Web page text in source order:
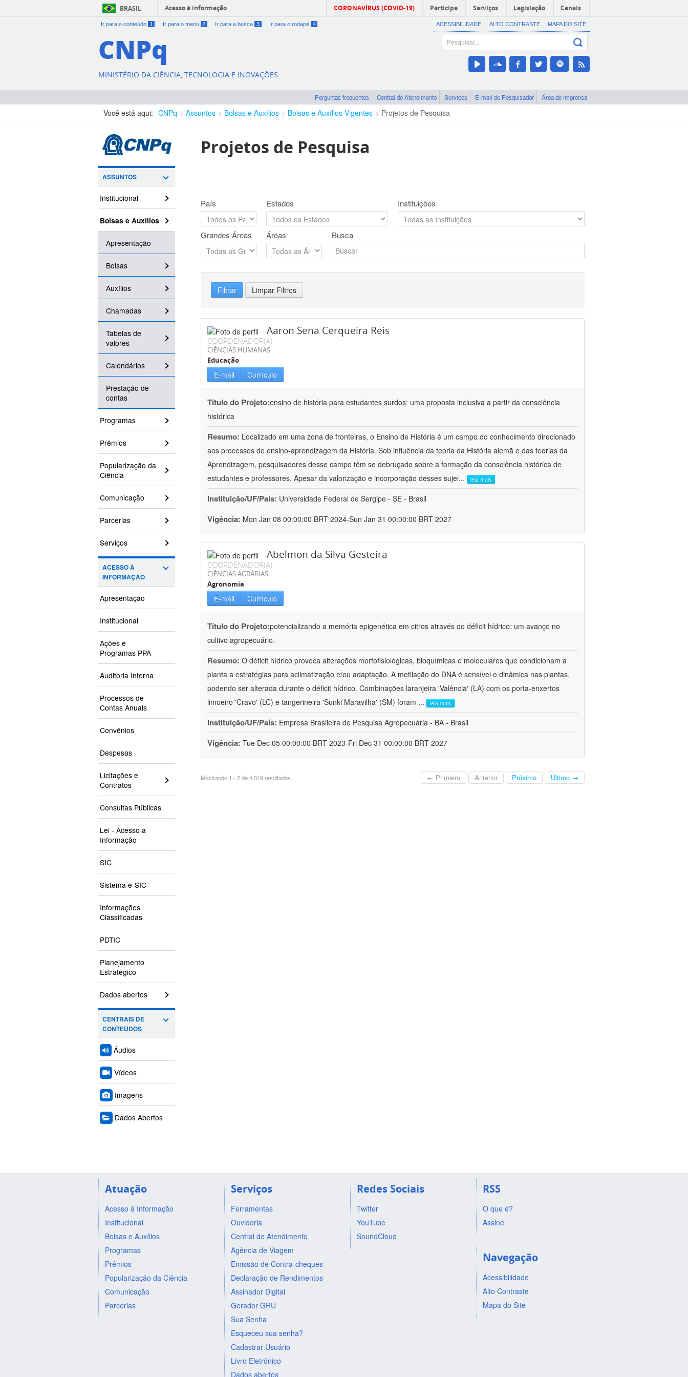
BRASIL Acesso à informação CORONAVÍRUS (COVID-19) Participe Serviços Legislação Canais
Ir para o conteúdo 1 Ir para o menu 2 Ir para a busca 3 Ir para o rodapé 4 ACESSIBILIDADE ALTO CONTRASTE MAPA DO SITE
CNPq
MINISTÉRIO DA CIÊNCIA, TECNOLOGIA E INOVAÇÕES
Perguntas frequentes Central de Atendimento Serviços E-mail do Pesquisador Área de imprensa
Você está aqui: CNPq Assuntos Bolsas e Auxílios Bolsas e Auxílios Vigentes Projetos de Pesquisa
ASSUNTOS
Institucional
Bolsas e Auxílios
Apresentação
Bolsas
Auxílios
Chamadas
Tabelas de
valores
Calendários
Prestação de
contas
Programas
Prêmios
Popularização da
Ciência
Comunicação
Parcerias
Serviços
ACESSO À
INFORMAÇÃO
Apresentação
Institucional
Ações e
Programas PPA
Auditoria Interna
Processos de
Contas Anuais
Convênios
Despesas
Licitações e
Contratos
Consultas Públicas
Lei - Acesso a
Informação
SIC
Sistema e-SIC
Informações
Classificadas
PDTIC
Planejamento
Estratégico
Dados abertos
CENTRAIS DE
CONTEÚDOS
Áudios
Vídeos
Imagens
Dados Abertos
Projetos de Pesquisa
País Estados Instituições
Grandes Áreas Áreas Busca
Filtrar Limpar Filtros
Aaron Sena Cerqueira Reis
COORDENADOR(A)
CIÊNCIAS HUMANAS
Educação
E-mail Currículo
Título do Projeto:ensino de história para estudantes surdos: uma proposta inclusiva a partir da consciência
histórica
Resumo: Localizado em uma zona de fronteiras, o Ensino de História é um campo do conhecimento direcionado
aos processos de ensino-aprendizagem da História. Sob influência da teoria da História alemã e das teorias da
Aprendizagem, pesquisadores desse campo têm se debruçado sobre a formação da consciência histórica de
estudantes e professores. Apesar da valorização e incorporação desses sujei... leia mais
Instituição/UF/País: Universidade Federal de Sergipe - SE - Brasil
Vigência: Mon Jan 08 00:00:00 BRT 2024-Sun Jan 31 00:00:00 BRT 2027
Abelmon da Silva Gesteira
COORDENADOR(A)
CIÊNCIAS AGRÁRIAS
Agronomia
E-mail Currículo
Título do Projeto:potencializando a memória epigenética em citros através do déficit hídrico: um avanço no
cultivo agropecuário.
Resumo: O déficit hídrico provoca alterações morfofisiológicas, bioquímicas e moleculares que condicionam a
planta a estratégias para aclimatização e/ou adaptação. A metilação do DNA é sensível e dinâmica nas plantas,
podendo ser alterada durante o déficit hídrico. Combinações laranjeira 'Valência' (LA) com os porta-enxertos
limoeiro 'Cravo' (LC) e tangerineira 'Sunki Maravilha' (SM) foram ... leia mais
Instituição/UF/País: Empresa Brasileira de Pesquisa Agropecuária - BA - Brasil
Vigência: Tue Dec 05 00:00:00 BRT 2023-Fri Dec 31 00:00:00 BRT 2027
Mostrando 1 - 2 de 4.019 resultados. ← Primeiro Anterior Próximo Último →
Atuação
Acesso à Informação
Institucional
Bolsas e Auxílios
Programas
Prêmios
Popularização da Ciência
Comunicação
Parcerias
Serviços
Ferramentas
Ouvidoria
Central de Atendimento
Agência de Viagem
Emissão de Contra-cheques
Declaração de Rendimentos
Assinador Digital
Gerador GRU
Sua Senha
Esqueceu sua senha?
Cadastrar Usuário
Livro Eletrônico
Dados abertos
Redes Sociais
Twitter
YouTube
SoundCloud
RSS
O que é?
Assine
Navegação
Acessibilidade
Alto Contraste
Mapa do Site